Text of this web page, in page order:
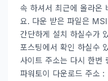
속 하셔서 최근에 올라온
요. 다운 받은 파일은
간단하게 설치 하실수가
포스팅에서 확인 하실수
사이트 주소는 다시 한번
파워토이 다운로드 주소 :